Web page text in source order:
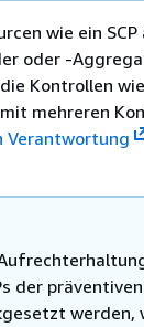
wie ein
oder -
Kontrollen
mehreren
Verantwortung
der
werden,